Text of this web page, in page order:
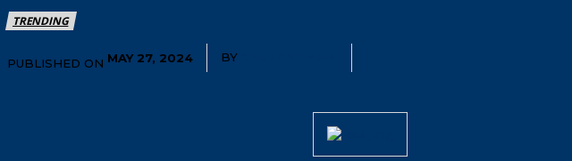
TRENDING
PUBLISHED ON MAY 27, 2024 BY